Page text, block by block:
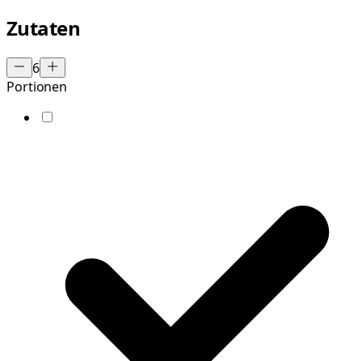
Zutaten
6
Portionen